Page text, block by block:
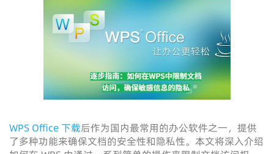
WPS Office 下载后作为国内最常用的办公软件之一，提供
了多种功能来确保文档的安全性和隐私性。本文将深入介绍